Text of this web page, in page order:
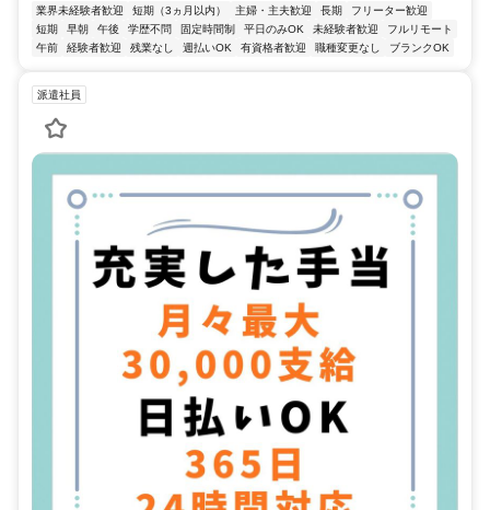
業界未経験者歓迎 短期（3ヵ月以内） 主婦・主夫歓迎 長期
フリーター歓迎
短期
早朝 午後 学歴不問 固定時間制 平日のみOK 未経験者歓迎
フルリモート
午前
経験者歓迎 残業なし 週払いOK 有資格者歓迎 職種変更なし ブランクOK
派遣社員